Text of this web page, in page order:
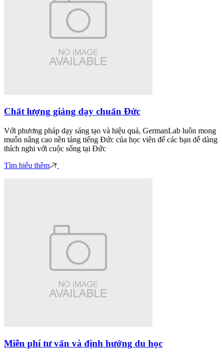
Chất lượng giảng dạy chuẩn Đức
Với phương pháp dạy sáng tạo và hiệu quả, GermanLab luôn mong
muốn nâng cao nền tảng tiếng Đức của học viên để các bạn dễ dàng
thích nghi với cuộc sống tại Đức
Tìm hiểu thêm
Miễn phí tư vấn và định hướng du học